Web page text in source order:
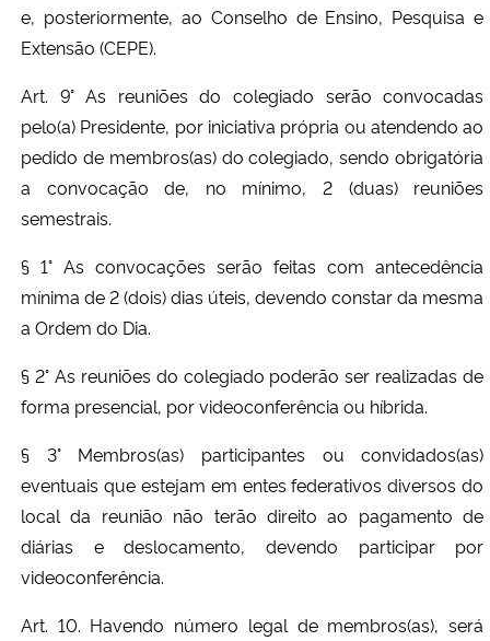
e, posteriormente, ao Conselho de Ensino, Pesquisa e
Extensão (CEPE).
Art. 9° As reuniões do colegiado serão convocadas
pelo(a) Presidente, por iniciativa própria ou atendendo ao
pedido de membros(as) do colegiado, sendo obrigatória
a convocação de, no mínimo, 2 (duas) reuniões
semestrais.
§ 1° As convocações serão feitas com antecedência
mínima de 2 (dois) dias úteis, devendo constar da mesma
a Ordem do Dia.
§ 2° As reuniões do colegiado poderão ser realizadas de
forma presencial, por videoconferência ou híbrida.
§ 3° Membros(as) participantes ou convidados(as)
eventuais que estejam em entes federativos diversos do
local da reunião não terão direito ao pagamento de
diárias e deslocamento, devendo participar por
videoconferência.
Art. 10. Havendo número legal de membros(as), será